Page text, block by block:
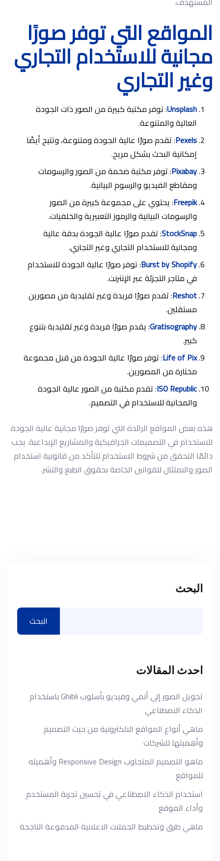
المواقع التي توفر صورًا
مجانية للاستخدام التجاري
وغير التجاري
Unsplash: توفر مكتبة كبيرة من الصور ذات الجودة
العالية والمتنوعة.
Pexels: تقدم صورًا عالية الجودة ومتنوعة، وتتيح أيضًا
إمكانية البحث بشكل مريح.
Pixabay: توفر مكتبة ضخمة من الصور والرسومات
ومقاطع الفيديو والرسوم البيانية.
Freepik: يحتوي على مجموعة كبيرة من الصور
والرسومات البيانية والرموز التعبيرية والخلفيات.
StockSnap: تقدم صورًا عالية الجودة بدقة عالية
ومجانية للاستخدام التجاري وغير التجاري.
Burst by Shopify: توفر صورًا عالية الجودة للاستخدام
في متاجر التجزئة عبر الإنترنت.
Reshot: تقدم صورًا فريدة وغير تقليدية من مصورين
مستقلين.
Gratisography: يقدم صورًا فريدة وغير تقليدية بتنوع
كبير.
Life of Pix
:توفر صورًا عالية الجودة من قبل مجموعة
مختارة من المصورين.
ISO Republic
:تقدم مكتبة من الصور عالية الجودة
والمجانية للاستخدام في التصميم.
هذه بعض المواقع الرائدة التي توفر صورًا مجانية عالية الجودة
للاستخدام في التصميمات الجرافيكية والمشاريع الإبداعية. يجب
دائمًا التحقق من شروط الاستخدام للتأكد من قانونية استخدام
الصور والامتثال للقوانين الخاصة بحقوق الطبع والنشر.
البحث
البحث
احدث المقالات
تحويل الصور إلى أنمي وفيديو بأسلوب Ghibli باستخدام
الذكاء الاصطناعي
ماهي أنواع المواقع الالكترونية من حيث التصميم
وأهميتها للشركات
ماهو التصميم المتجاوب Responsive Design وأهميته
للمواقع
استخدام الذكاء الاصطناعي في تحسين تجربة المستخدم
وأداء الموقع
ماهي طرق وتخطيط الحملات الاعلانية المدفوعة الناجحة